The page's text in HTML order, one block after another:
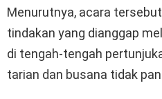
Menurutnya, acara
tindakan yang dianggap
di tengah-tengah
tarian dan busana tidak